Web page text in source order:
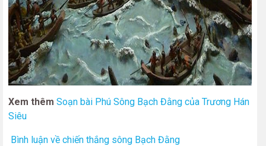
Xem thêm Soạn bài Phú Sông Bạch Đằng của Trương Hán
Siêu
Bình luận về chiến thắng sông Bạch Đằng